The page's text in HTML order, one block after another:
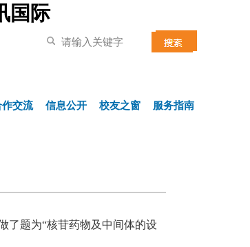
国际
作交流 信息公开 校友之窗 服务指南
了题为“核苷药物及中间体的设